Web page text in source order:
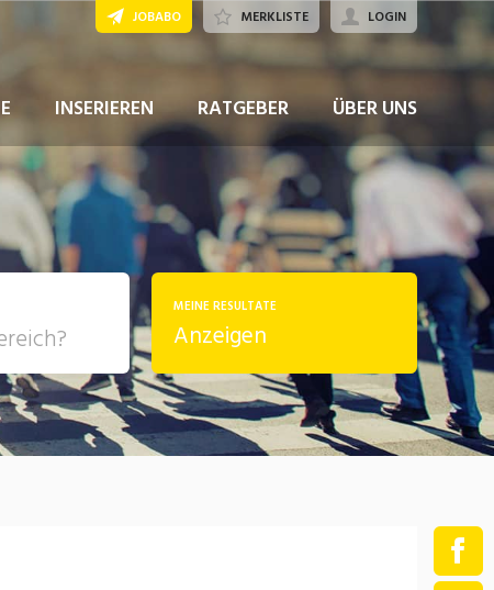
INSERIEREN RATGEBER ÜBER UNS
JOBABO MERKLISTE LOGIN
Soziale
MEINE RESULTATE
Anzeigen
JETZT BEWERBEN